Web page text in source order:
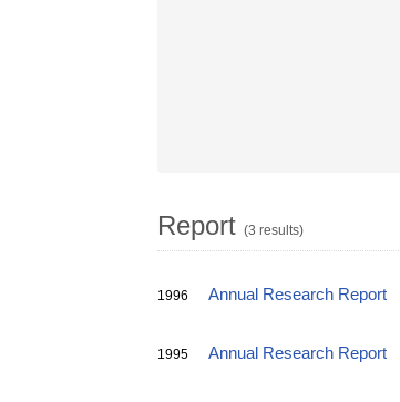
Report (3 results)
1996 Annual Research Report
1995 Annual Research Report